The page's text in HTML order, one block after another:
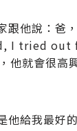
跟他說：爸
I tried out
就會很高興
他給我最好